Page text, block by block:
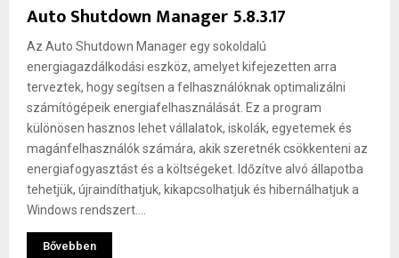
Auto Shutdown Manager 5.8.3.17
Az Auto Shutdown Manager egy sokoldalú
energiagazdálkodási eszköz, amelyet kifejezetten arra
terveztek, hogy segítsen a felhasználóknak optimalizálni
számítógépeik energiafelhasználását. Ez a program
különösen hasznos lehet vállalatok, iskolák, egyetemek és
magánfelhasználók számára, akik szeretnék csökkenteni az
energiafogyasztást és a költségeket. Időzítve alvó állapotba
tehetjük, újraindíthatjuk, kikapcsolhatjuk és hibernálhatjuk a
Windows rendszert....
Bővebben